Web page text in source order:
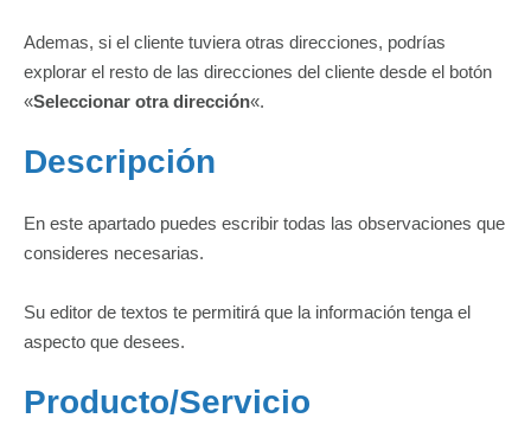
Ademas, si el cliente tuviera otras direcciones, podrías
explorar el resto de las direcciones del cliente desde el botón
«Seleccionar otra dirección«.
Descripción
En este apartado puedes escribir todas las observaciones que
consideres necesarias.
Su editor de textos te permitirá que la información tenga el
aspecto que desees.
Producto/Servicio